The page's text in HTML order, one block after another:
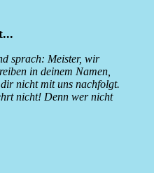
sprach: Meister, wir
in deinem Namen,
nicht mit uns nachfolgt.
nicht! Denn wer nicht